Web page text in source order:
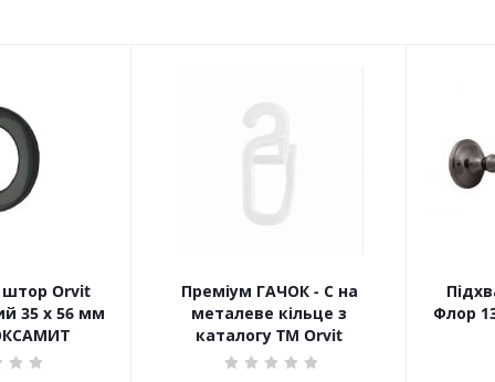
Orvit
35 х 56 мм
Преміум ГАЧОК - С на
металеве кільце з
каталогу TM Orvit
Флор